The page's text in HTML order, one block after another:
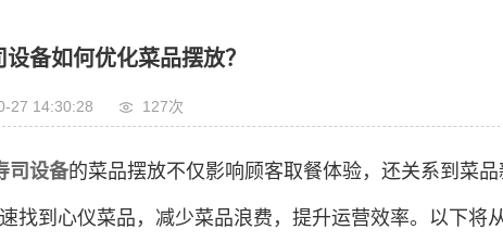
备如何优化菜品摆放？
27 14:30:28 127次
司设备的菜品摆放不仅影响顾客取餐体验，还关系到菜
找到心仪菜品，减少菜品浪费，提升运营效率。以下将